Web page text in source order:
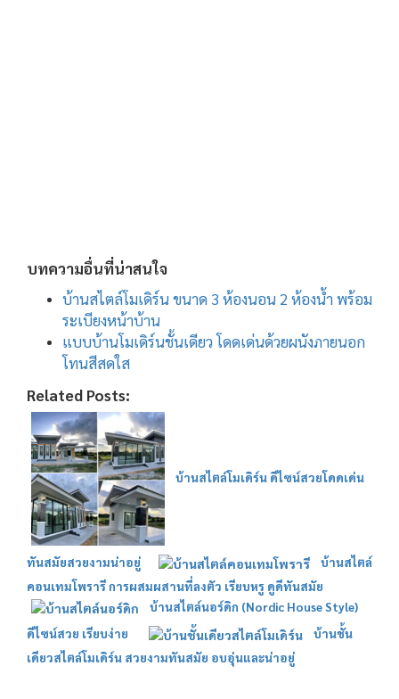
บทความอื่นที่น่าสนใจ
บ้านสไตล์โมเดิร์น ขนาด 3 ห้องนอน 2 ห้องน้ำ พร้อม
ระเบียงหน้าบ้าน
แบบบ้านโมเดิร์นชั้นเดียว โดดเด่นด้วยผนังภายนอก
โทนสีสดใส
Related Posts:
บ้านสไตล์โมเดิร์น ดีไซน์สวยโดดเด่น
ทันสมัยสวยงามน่าอยู่
บ้านสไตล์
คอนเทมโพรารี การผสมผสานที่ลงตัว เรียบหรู ดูดีทันสมัย
บ้านสไตล์นอร์ดิก (Nordic House Style)
ดีไซน์สวย เรียบง่าย
บ้านชั้น
เดียวสไตล์โมเดิร์น สวยงามทันสมัย อบอุ่นและน่าอยู่